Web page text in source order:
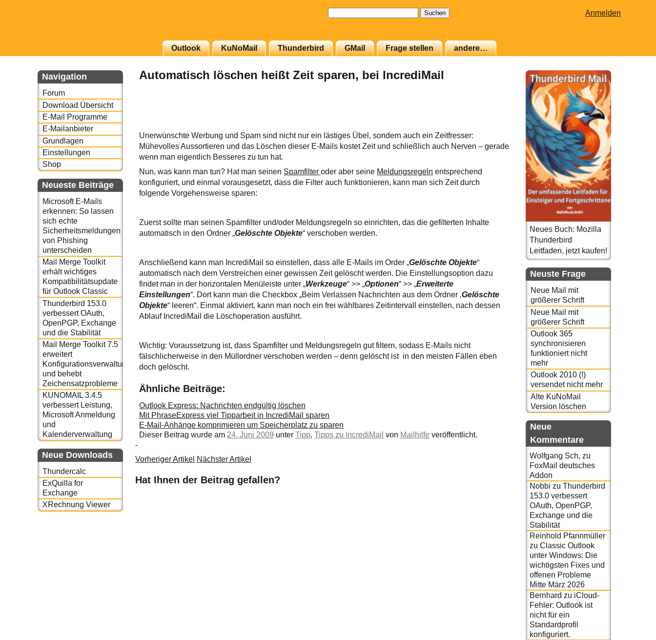
Anmelden
Outlook KuNoMail Thunderbird GMail Frage stellen andere…
Navigation
Forum
Download Übersicht
E-Mail Programme
E-Mailanbieter
Grundlagen
Einstellungen
Shop
Neueste Beiträge
Microsoft E-Mails
erkennen: So lassen
sich echte
Sicherheitsmeldungen
von Phishing
unterscheiden
Mail Merge Toolkit
erhält wichtiges
Kompatibilitätsupdate
für Outlook Classic
Thunderbird 153.0
verbessert OAuth,
OpenPGP, Exchange
und die Stabilität
Mail Merge Toolkit 7.5
erweitert
Konfigurationsverwaltung
und behebt
Zeichensatzprobleme
KUNOMAIL 3.4.5
verbessert Leistung,
Microsoft Anmeldung
und
Kalenderverwaltung
Neue Downloads
Thundercalc
ExQuilla for
Exchange
XRechnung Viewer
Automatisch löschen heißt Zeit sparen, bei IncrediMail
Unerwünschte Werbung und Spam sind nicht nur ein lästiges Übel, sondern auch ein Zeitfresser:
Mühevolles Aussortieren und das Löschen dieser E-Mails kostet Zeit und schließlich auch Nerven – gerade
wenn man eigentlich Besseres zu tun hat.
Nun, was kann man tun? Hat man seinen Spamfilteroder aber seine Meldungsregeln entsprechend
konfiguriert, und einmal vorausgesetzt, dass die Filter auch funktionieren, kann man sich Zeit durch
folgende Vorgehensweise sparen:
Zuerst sollte man seinen Spamfilter und/oder Meldungsregeln so einrichten, das die gefilterten Inhalte
automatisch in den Ordner „Gelöschte Objekte“ verschoben werden.
Anschließend kann man IncrediMail so einstellen, dass alle E-Mails im Order „Gelöschte Objekte“
automatisch nach dem Verstreichen einer gewissen Zeit gelöscht werden. Die Einstellungsoption dazu
findet man in der horizontalen Menüleiste unter „Werkzeuge“ >> „Optionen“ >> „Erweiterte
Einstellungen“. Dort kann man die Checkbox „Beim Verlassen Nachrichten aus dem Ordner ‚Gelöschte
Objekte“ leeren“. Einmal aktiviert, kann man noch ein frei wählbares Zeitintervall einstellen, nach dessen
Ablauf IncrediMail die Löschoperation ausführt.
Wichtig: Voraussetzung ist, dass Spamfilter und Meldungsregeln gut filtern, sodass E-Mails nicht
fälschlicherweise in den Müllordner verschoben werden – denn gelöscht ist in den meisten Fällen eben
doch gelöscht.
Ähnliche Beiträge:
Outlook Express: Nachrichten endgültig löschen
Mit PhraseExpress viel Tipparbeit in IncrediMail sparen
E-Mail-Anhänge komprimieren um Speicherplatz zu sparen
Dieser Beitrag wurde am 24. Juni 2009 unterTipp,Tipps zu IncrediMail von Mailhilfe veröffentlicht.
-
Vorheriger Artikel Nächster Artikel
Hat Ihnen der Beitrag gefallen?
Neues Buch: Mozilla
Thunderbird
Leitfaden, jetzt kaufen!
Neuste Frage
Neue Mail mit
größerer Schrift
Neue Mail mit
größerer Schrift
Outlook 365
synchronisieren
funktioniert nicht
mehr
Outlook 2010 (!)
versendet nicht mehr
Alte KuNoMail
Version löschen
Neue
Kommentare
Wolfgang Sch, zu
FoxMail deutsches
Addon
Nobbi zu Thunderbird
153.0 verbessert
OAuth, OpenPGP,
Exchange und die
Stabilität
Reinhold Pfannmüller
zu Classic Outlook
unter Windows: Die
wichtigsten Fixes und
offenen Probleme
Mitte März 2026
Bernhard zu iCloud-
Fehler: Outlook ist
nicht für ein
Standardprofil
konfiguriert.
Newsletter
Email für Sie
oder auch